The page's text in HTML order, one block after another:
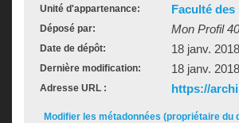
Unité d'appartenance: Faculté
Déposé par: Mon Profil
Date de dépôt: 18 janv.
Dernière modification: 18 janv.
Adresse URL : https://
Modifier les métadonnées (propriétaire du